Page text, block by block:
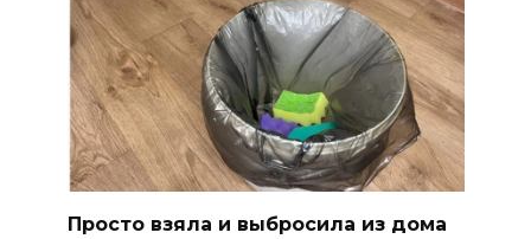
Просто взяла и выбросила из дома